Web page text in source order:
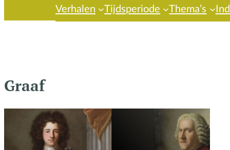
Verhalen Tijdsperiode Thema’s
Graaf